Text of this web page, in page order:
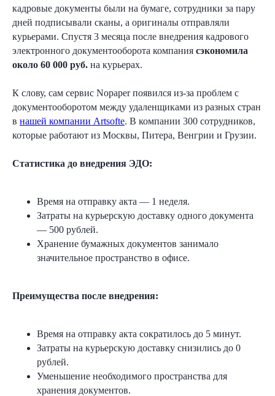
кадровые документы были на бумаге, сотрудники за пару
дней подписывали сканы, а оригиналы отправляли
курьерами. Спустя 3 месяца после внедрения кадрового
электронного документооборота компания сэкономила
около 60 000 руб. на курьерах.
К слову, сам сервис Nopaper появился из-за проблем с
документооборотом между удаленщиками из разных стран
в нашей компании Artsofte. В компании 300 сотрудников,
которые работают из Москвы, Питера, Венгрии и Грузии.
Статистика до внедрения ЭДО:
Время на отправку акта — 1 неделя.
Затраты на курьерскую доставку одного документа
— 500 рублей.
Хранение бумажных документов занимало
значительное пространство в офисе.
Преимущества после внедрения:
Время на отправку акта сократилось до 5 минут.
Затраты на курьерскую доставку снизились до 0
рублей.
Уменьшение необходимого пространства для
хранения документов.